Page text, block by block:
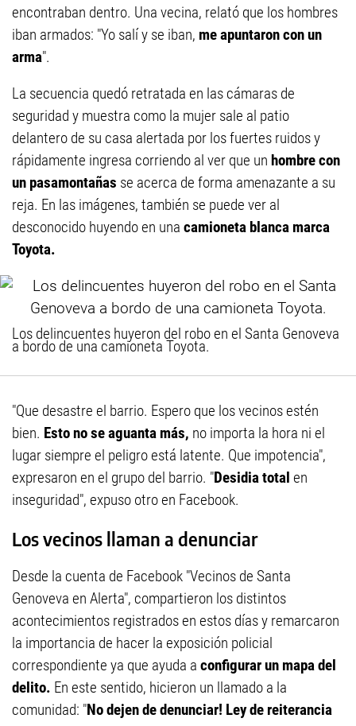
encontraban dentro. Una vecina, relató que los hombres
iban armados: "Yo salí y se iban, me apuntaron con un
arma".
La secuencia quedó retratada en las cámaras de
seguridad y muestra como la mujer sale al patio
delantero de su casa alertada por los fuertes ruidos y
rápidamente ingresa corriendo al ver que un hombre con
un pasamontañas se acerca de forma amenazante a su
reja. En las imágenes, también se puede ver al
desconocido huyendo en una camioneta blanca marca
Toyota.
Los delincuentes huyeron del robo en el Santa Genoveva
a bordo de una camioneta Toyota.
"Que desastre el barrio. Espero que los vecinos estén
bien. Esto no se aguanta más, no importa la hora ni el
lugar siempre el peligro está latente. Que impotencia",
expresaron en el grupo del barrio. "Desidia total en
inseguridad", expuso otro en Facebook.
Los vecinos llaman a denunciar
Desde la cuenta de Facebook "Vecinos de Santa
Genoveva en Alerta", compartieron los distintos
acontecimientos registrados en estos días y remarcaron
la importancia de hacer la exposición policial
correspondiente ya que ayuda a configurar un mapa del
delito. En este sentido, hicieron un llamado a la
comunidad: "No dejen de denunciar! Ley de reiterancia